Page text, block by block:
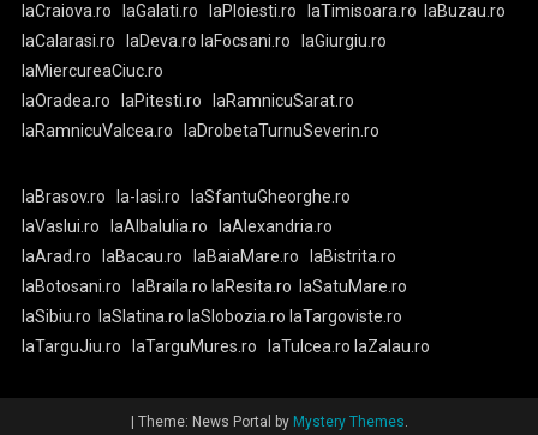
laCraiova.ro
laGalati.ro laPloiesti.ro laTimisoara.ro
laBuzau.ro
laCalarasi.ro
laDeva.ro laFocsani.ro
laGiurgiu.ro
laMiercureaCiuc.ro
laOradea.ro
laPitesti.ro
laRamnicuSarat.ro
laRamnicuValcea.ro
laDrobetaTurnuSeverin.ro
laBrasov.ro la-Iasi.ro
laSfantuGheorghe.ro
laVaslui.ro
laAlbaIulia.ro
laAlexandria.ro
laArad.ro
laBacau.ro laBaiaMare.ro
laBistrita.ro
laBotosani.ro
laBraila.ro laResita.ro
laSatuMare.ro
laSibiu.ro
laSlatina.ro laSlobozia.ro laTargoviste.ro
laTarguJiu.ro
laTarguMures.ro laTulcea.ro laZalau.ro
Theme: News Portal by Mystery Themes.